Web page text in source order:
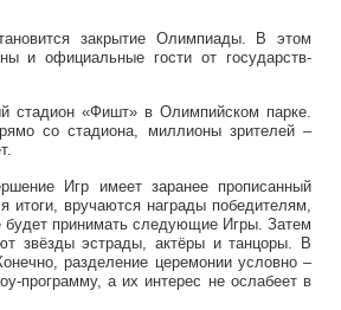
закрытие Олимпиады. В этом
и официальные гости от государств-
стадион «Фишт» в Олимпийском парке.
со стадиона, миллионы зрителей –
Игр имеет заранее прописанный
вручаются награды победителям,
будет принимать следующие Игры. Затем
звёзды эстрады, актёры и танцоры. В
разделение церемонии условно –
программу, а их интерес не ослабеет в